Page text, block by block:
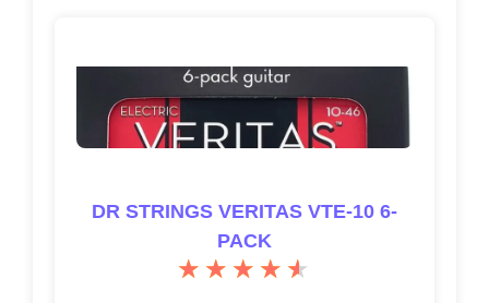
DR STRINGS VERITAS VTE-10 6-
PACK